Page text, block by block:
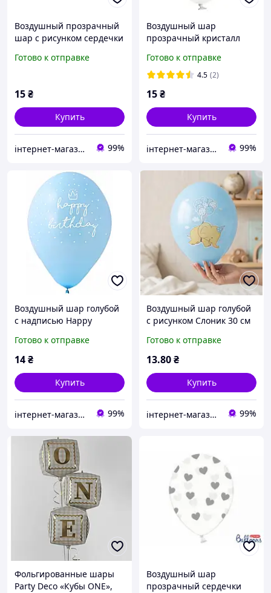
Воздушный прозрачный
шар с рисунком сердечки
Deco поштучно
Готово к отправке
15₴
Купить
інтернет-магазин Теремок 99%
Воздушный шар
прозрачный кристалл
Party Deco поштучно
Готово к отправке
4.5 (2)
15₴
Купить
інтернет-магазин Теремок 99%
Воздушный шар голубой
с надписью Happy
поштучно
Готово к отправке
14₴
Купить
інтернет-магазин Теремок 99%
Воздушный шар голубой
с рисунком Слоник 30 см
поштучно
Готово к отправке
13.80₴
Купить
інтернет-магазин Теремок 99%
Фольгированные шары
Party Deco «Кубы ONE»,
Воздушный шар
прозрачный сердечки